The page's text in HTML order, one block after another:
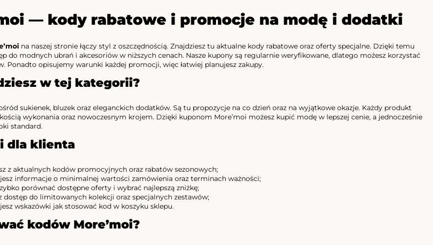
— kody rabatowe i promocje na modę i dodatki
na naszej stronie łączy styl z oszczędnością. Znajdziesz tu aktualne kody rabatowe oraz oferty specjalne. Dzięki temu
do modnych ubrań i akcesoriów w niższych cenach. Nasze kupony są regularnie weryfikowane, dlatego możesz korzystać
Ponadto opisujemy warunki każdej promocji, więc łatwiej planujesz zakupy.
w tej kategorii?
sukienek, bluzek oraz eleganckich dodatków. Są tu propozycje na co dzień oraz na wyjątkowe okazje. Każdy produkt
wykonania oraz nowoczesnym krojem. Dzięki kuponom More’moi możesz kupić modę w lepszej cenie, a jednocześnie
standard.
dla klienta
z aktualnych kodów promocyjnych oraz rabatów sezonowych;
informacje o minimalnej wartości zamówienia oraz terminach ważności;
porównać dostępne oferty i wybrać najlepszą zniżkę;
dostęp do limitowanych kolekcji oraz specjalnych zestawów;
wskazówki jak stosować kod w koszyku sklepu.
kodów More’moi?